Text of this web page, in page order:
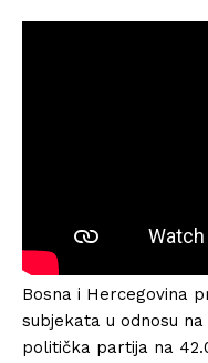
Bosna i Hercegovina
subjekata u odnosu
politička partija na